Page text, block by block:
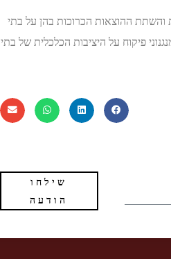
ההוצאות הכרוכות בהן על בתי
פיקוח על היציבות הכלכלית של בתי
שילחו
הודעה